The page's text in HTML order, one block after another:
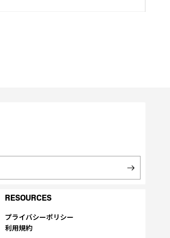
RESOURCES
プライバシーポリシー
利用規約